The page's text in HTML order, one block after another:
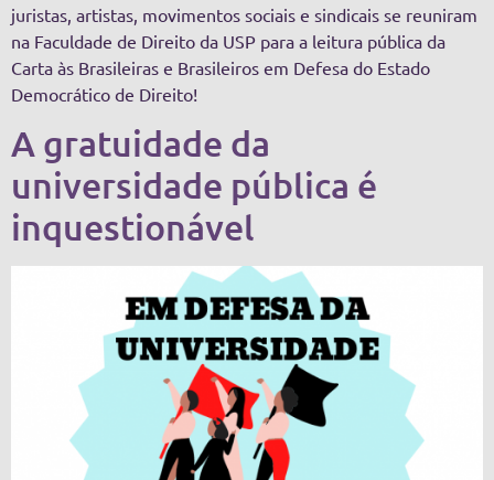
juristas, artistas, movimentos sociais e sindicais se reuniram
na Faculdade de Direito da USP para a leitura pública da
Carta às Brasileiras e Brasileiros em Defesa do Estado
Democrático de Direito!
A gratuidade da
universidade pública é
inquestionável